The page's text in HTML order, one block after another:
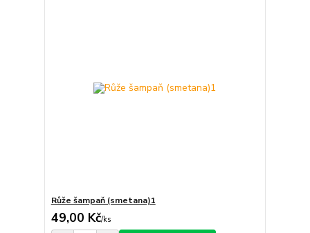
Růže šampaň (smetana)1
49,00 Kč/ks